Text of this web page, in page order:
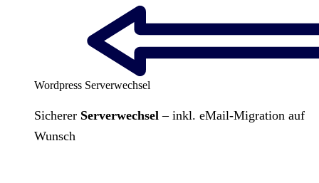
Wordpress Serverwechsel
Sicherer Serverwechsel – inkl. eMail-Migration auf
Wunsch